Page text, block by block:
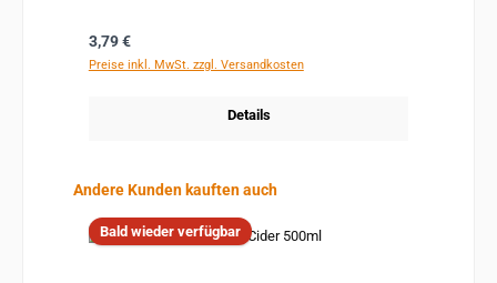
Regulärer Preis:
3,79 €
Preise inkl. MwSt. zzgl. Versandkosten
Details
Produktgalerie überspringen
Andere Kunden kauften auch
Bald wieder verfügbar